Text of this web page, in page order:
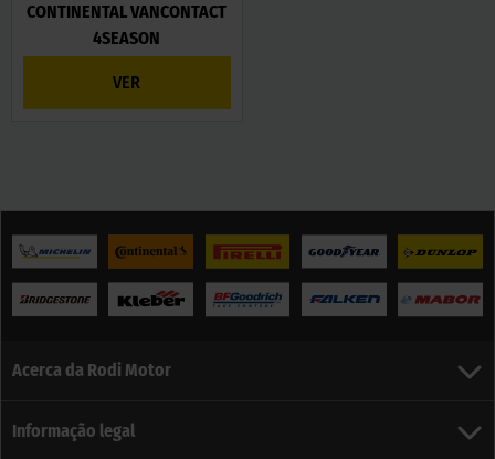
CONTINENTAL VANCONTACT
4SEASON
VER
Acerca da Rodi Motor
Informação legal